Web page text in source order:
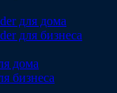
для дома
для бизнеса
дома
бизнеса